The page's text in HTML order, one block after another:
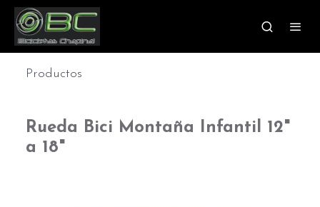
Productos
Rueda Bici Montaña Infantil 12"
a 18"